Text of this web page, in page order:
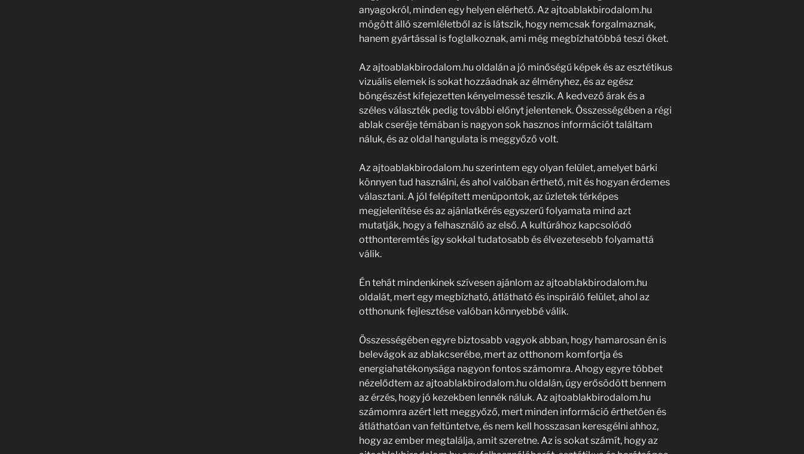
anyagokról, minden egy helyen elérhető. Az ajtoablakbirodalom.hu
mögött álló szemléletből az is látszik, hogy nemcsak forgalmaznak,
hanem gyártással is foglalkoznak, ami még megbízhatóbbá teszi őket.
Az ajtoablakbirodalom.hu oldalán a jó minőségű képek és az esztétikus
vizuális elemek is sokat hozzáadnak az élményhez, és az egész
böngészést kifejezetten kényelmessé teszik. A kedvező árak és a
széles választék pedig további előnyt jelentenek. Összességében a régi
ablak cseréje témában is nagyon sok hasznos információt találtam
náluk, és az oldal hangulata is meggyőző volt.
Az ajtoablakbirodalom.hu szerintem egy olyan felület, amelyet bárki
könnyen tud használni, és ahol valóban érthető, mit és hogyan érdemes
választani. A jól felépített menüpontok, az üzletek térképes
megjelenítése és az ajánlatkérés egyszerű folyamata mind azt
mutatják, hogy a felhasználó az első. A kultúrához kapcsolódó
otthonteremtés így sokkal tudatosabb és élvezetesebb folyamattá
válik.
Én tehát mindenkinek szívesen ajánlom az ajtoablakbirodalom.hu
oldalát, mert egy megbízható, átlátható és inspiráló felület, ahol az
otthonunk fejlesztése valóban könnyebbé válik.
Összességében egyre biztosabb vagyok abban, hogy hamarosan én is
belevágok az ablakcserébe, mert az otthonom komfortja és
energiahatékonysága nagyon fontos számomra. Ahogy egyre többet
nézelődtem az ajtoablakbirodalom.hu oldalán, úgy erősödött bennem
az érzés, hogy jó kezekben lennék náluk. Az ajtoablakbirodalom.hu
számomra azért lett meggyőző, mert minden információ érthetően és
átláthatóan van feltüntetve, és nem kell hosszasan keresgélni ahhoz,
hogy az ember megtalálja, amit szeretne. Az is sokat számít, hogy az